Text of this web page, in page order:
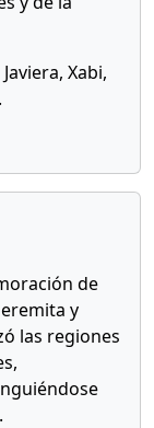
Xabi,
de
y
las regiones